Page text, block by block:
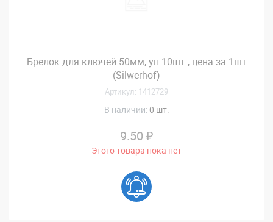
Брелок для ключей 50мм, уп.10шт., цена за 1шт
(Silwerhof)
Артикул: 1412729
В наличии: 0 шт.
9.50 ₽
Этого товара пока нет